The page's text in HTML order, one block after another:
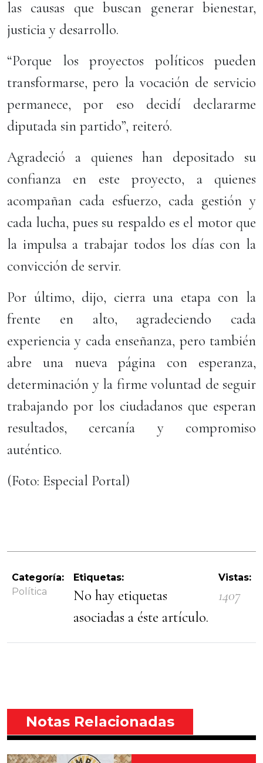
las causas que buscan generar bienestar,
justicia y desarrollo.
“Porque los proyectos políticos pueden
transformarse, pero la vocación de servicio
permanece, por eso decidí declararme
diputada sin partido”, reiteró.
Agradeció a quienes han depositado su
confianza en este proyecto, a quienes
acompañan cada esfuerzo, cada gestión y
cada lucha, pues su respaldo es el motor que
la impulsa a trabajar todos los días con la
convicción de servir.
Por último, dijo, cierra una etapa con la
frente en alto, agradeciendo cada
experiencia y cada enseñanza, pero también
abre una nueva página con esperanza,
determinación y la firme voluntad de seguir
trabajando por los ciudadanos que esperan
resultados, cercanía y compromiso
auténtico.
(Foto: Especial Portal)
Categoría:
Política
Etiquetas:
No hay etiquetas
asociadas a éste artículo.
Vistas:
1407
Notas Relacionadas